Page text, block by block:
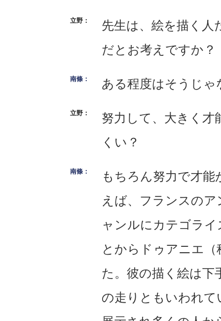
先生は、絵を描く人
だとお考えですか？
ある程度はそうじ
努力して、大きく才
くい？
もちろん努力で才
えば、フランスの
ャンルにカテゴラ
とからドゥアニエ
た。彼の描く絵は下
の走りともいわれて